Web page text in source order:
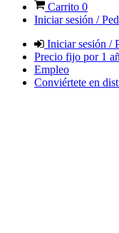
Carrito 0
Iniciar sesión /
Iniciar sesión /
Precio fijo por 1
Empleo
Conviértete en